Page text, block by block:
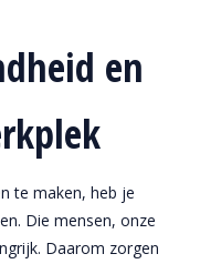
en
te maken, heb je
Die mensen, onze
Daarom zorgen